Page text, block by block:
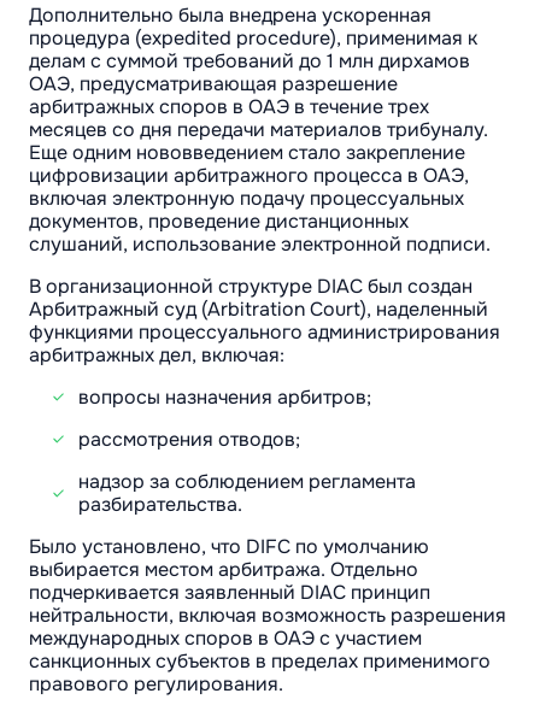
Дополнительно была внедрена ускоренная
процедура (expedited procedure), применимая к
делам с суммой требований до 1 млн дирхамов
ОАЭ, предусматривающая разрешение
арбитражных споров в ОАЭ в течение трех
месяцев со дня передачи материалов трибуналу.
Еще одним нововведением стало закрепление
цифровизации арбитражного процесса в ОАЭ,
включая электронную подачу процессуальных
документов, проведение дистанционных
слушаний, использование электронной подписи.
В организационной структуре DIAC был создан
Арбитражный суд (Arbitration Court), наделенный
функциями процессуального администрирования
арбитражных дел, включая:
вопросы назначения арбитров;
рассмотрения отводов;
надзор за соблюдением регламента
разбирательства.
Было установлено, что DIFC по умолчанию
выбирается местом арбитража. Отдельно
подчеркивается заявленный DIAC принцип
нейтральности, включая возможность разрешения
международных споров в ОАЭ с участием
санкционных субъектов в пределах применимого
правового регулирования.